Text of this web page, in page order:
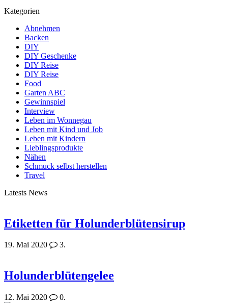
Kategorien
Abnehmen
Backen
DIY
DIY Geschenke
DIY Reise
DIY Reise
Food
Garten ABC
Gewinnspiel
Interview
Leben im Wonnegau
Leben mit Kind und Job
Leben mit Kindern
Lieblingsprodukte
Nähen
Schmuck selbst herstellen
Travel
Latests News
Etiketten für Holunderblütensirup
19. Mai 2020 3.
Holunderblütengelee
12. Mai 2020 0.